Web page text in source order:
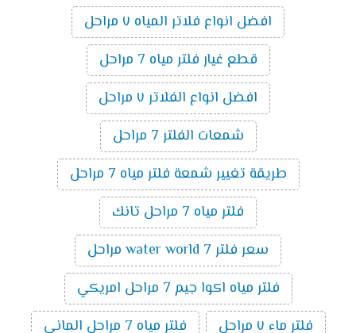
افضل انواع فلاتر المياه ٧ مراحل
قطع غيار فلتر مياه 7 مراحل
افضل انواع الفلاتر ٧ مراحل
شمعات الفلتر 7 مراحل
طريقة تغيير شمعة فلتر مياه 7 مراحل
فلتر مياه 7 مراحل تانك
سعر فلتر water world 7 مراحل
فلتر مياه اكوا جيم 7 مراحل امريكي
فلتر ماء ٧ مراحل
فلتر مياه 7 مراحل الماني